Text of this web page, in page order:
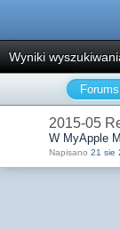
Wyniki
Forums
2015-05
W MyApple
Napisano 21 sie